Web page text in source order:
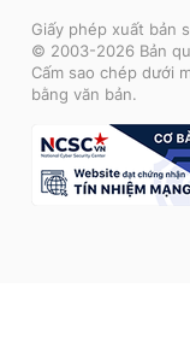
Giấy phép xuất bản
© 2003-2026 Bản
Cấm sao chép dưới
bằng văn bản.